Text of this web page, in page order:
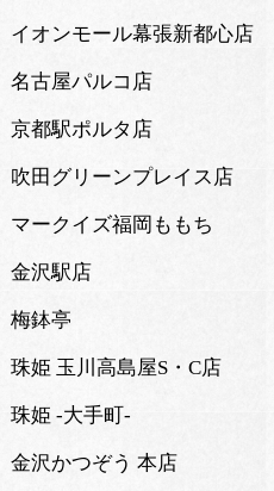
イオンモール幕張新都心店
名古屋パルコ店
京都駅ポルタ店
吹田グリーンプレイス店
マークイズ福岡ももち
金沢駅店
梅鉢亭
珠姫 玉川高島屋S・C店
珠姫 -大手町-
金沢かつぞう 本店